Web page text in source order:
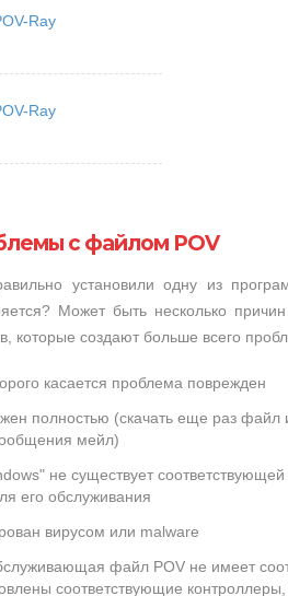
Ray
Ray
с файлом POV
установили одну из
Может быть несколько
которые создают больше всего
касается проблема поврежден
полностью (скачать еще раз файл
мейл)
не существует
его обслуживания
вирусом или malware
файл POV не имеет
соответствующие